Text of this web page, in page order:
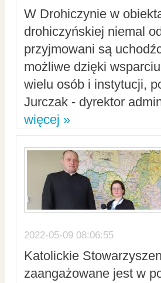
W Drohiczynie w
drohiczyńskiej niemal
przyjmowani są
możliwe dzięki
wielu osób i instytucji,
Jurczak - dyrektor
więcej »
2022-05-09 08:06:55
Katolickie
zaangażowane jest w